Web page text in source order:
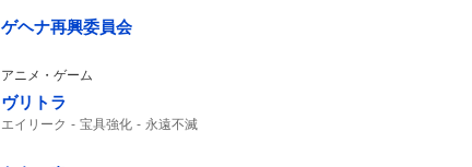
ゲヘナ再興委員会
アニメ・ゲーム
ヴリトラ
エイリーク 宝具強化
永遠不滅